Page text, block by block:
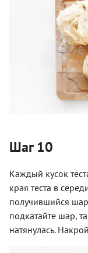
Шаг 10
Каждый кусок
края теста в
получившийся
подкатайте шар,
натянулась.